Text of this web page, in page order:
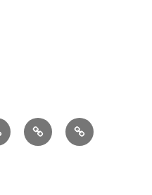
Cultura Sport